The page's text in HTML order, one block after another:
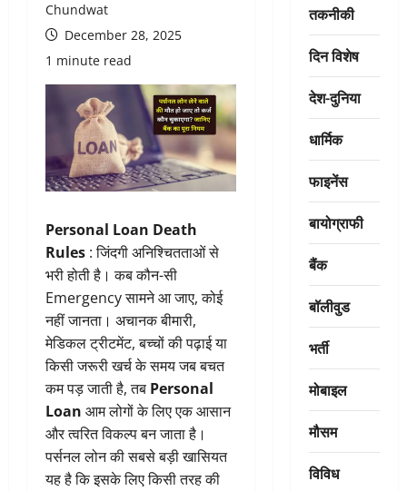
Chundwat
December 28, 2025
1 minute read
Personal Loan Death
Rules : जिंदगी अनिश्चितताओं से
भरी होती है। कब कौन-सी
Emergency सामने आ जाए, कोई
नहीं जानता। अचानक बीमारी,
मेडिकल ट्रीटमेंट, बच्चों की पढ़ाई या
किसी जरूरी खर्च के समय जब बचत
कम पड़ जाती है, तब Personal
Loan आम लोगों के लिए एक आसान
और त्वरित विकल्प बन जाता है।
पर्सनल लोन की सबसे बड़ी खासियत
यह है कि इसके लिए किसी तरह की
तकनीकी
दिन विशेष
देश-दुनिया
धार्मिक
फाइनेंस
बायोग्राफी
बैंक
बॉलीवुड
भर्ती
मोबाइल
मौसम
विविध